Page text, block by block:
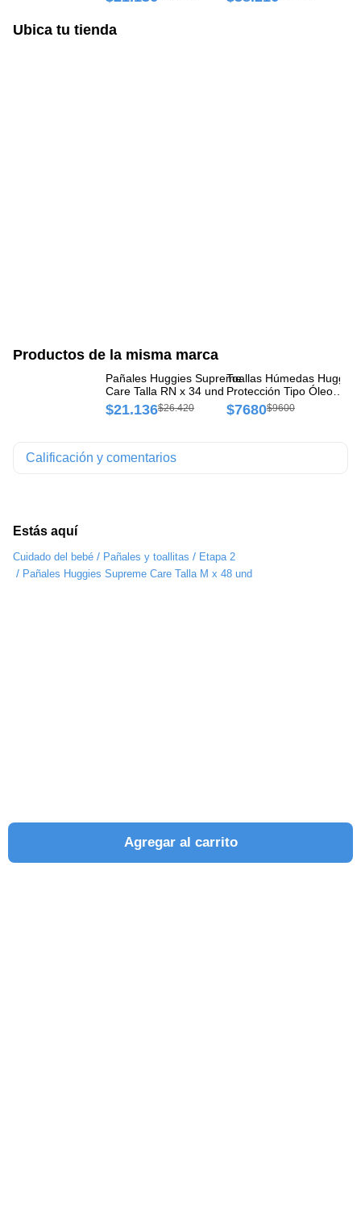
Estás aquí
Cuidado del bebé / Pañales y toallitas / Etapa 2
/ Pañales Huggies Supreme Care Talla M x 48 und
Ubica tu tienda
Productos de la misma marca
Pañales Huggies Supreme
Care Talla RN x 34 und
$21.136$26.420
Toallas Húmedas Huggies
Protección Tipo Óleo
Calcáreo Paquete x 48
$7680$9600
Agregar al carrito
Calificación y comentarios